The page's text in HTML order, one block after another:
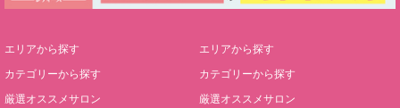
エリアから探す
カテゴリーから探す
厳選オススメサロン
エリアから探す
カテゴリーから探す
厳選オススメサロン